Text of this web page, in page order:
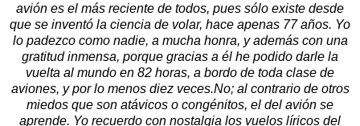
avión es el más reciente de todos, pues sólo existe desde
que se inventó la ciencia de volar, hace apenas 77 años. Yo
lo padezco como nadie, a mucha honra, y además con una
gratitud inmensa, porque gracias a él he podido darle la
vuelta al mundo en 82 horas, a bordo de toda clase de
aviones, y por lo menos diez veces.No; al contrario de otros
miedos que son atávicos o congénitos, el del avión se
aprende. Yo recuerdo con nostalgia los vuelos líricos del